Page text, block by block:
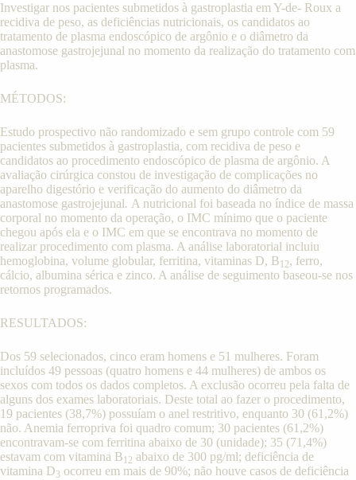
Investigar nos pacientes submetidos à gastroplastia em Y-de- Roux a
recidiva de peso, as deficiências nutricionais, os candidatos ao
tratamento de plasma endoscópico de argônio e o diâmetro da
anastomose gastrojejunal no momento da realização do tratamento com
plasma.
MÉTODOS:
Estudo prospectivo não randomizado e sem grupo controle com 59
pacientes submetidos à gastroplastia, com recidiva de peso e
candidatos ao procedimento endoscópico de plasma de argônio. A
avaliação cirúrgica constou de investigação de complicações no
aparelho digestório e verificação do aumento do diâmetro da
anastomose gastrojejunal. A nutricional foi baseada no índice de massa
corporal no momento da operação, o IMC mínimo que o paciente
chegou após ela e o IMC em que se encontrava no momento de
realizar procedimento com plasma. A análise laboratorial incluiu
hemoglobina, volume globular, ferritina, vitaminas D, B12, ferro,
cálcio, albumina sérica e zinco. A análise de seguimento baseou-se nos
retornos programados.
RESULTADOS:
Dos 59 selecionados, cinco eram homens e 51 mulheres. Foram
incluídos 49 pessoas (quatro homens e 44 mulheres) de ambos os
sexos com todos os dados completos. A exclusão ocorreu pela falta de
alguns dos exames laboratoriais. Deste total ao fazer o procedimento,
19 pacientes (38,7%) possuíam o anel restritivo, enquanto 30 (61,2%)
não. Anemia ferropriva foi quadro comum; 30 pacientes (61,2%)
encontravam-se com ferritina abaixo de 30 (unidade); 35 (71,4%)
estavam com vitamina B12 abaixo de 300 pg/ml; deficiência de
vitamina D3 ocorreu em mais de 90%; não houve casos de deficiência